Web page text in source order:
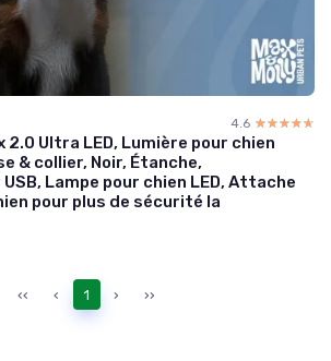
4.6 ☆☆☆☆☆
★★★★★
2.0 Ultra LED, Lumière pour chien
& collier, Noir, Étanche,
Lampe pour chien LED, Attache
pour plus de sécurité la
‹‹ ‹ 1 › ››